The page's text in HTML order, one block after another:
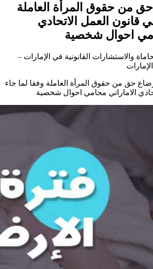
حق من حقوق المرأة العاملة
قانون العمل الاتحادي
احوال شخصية
والاستشارات القانونية في الإمارات –
حق من حقوق المرأة العاملة وفقا لما جاء
الاماراتي محامي احوال شخصية